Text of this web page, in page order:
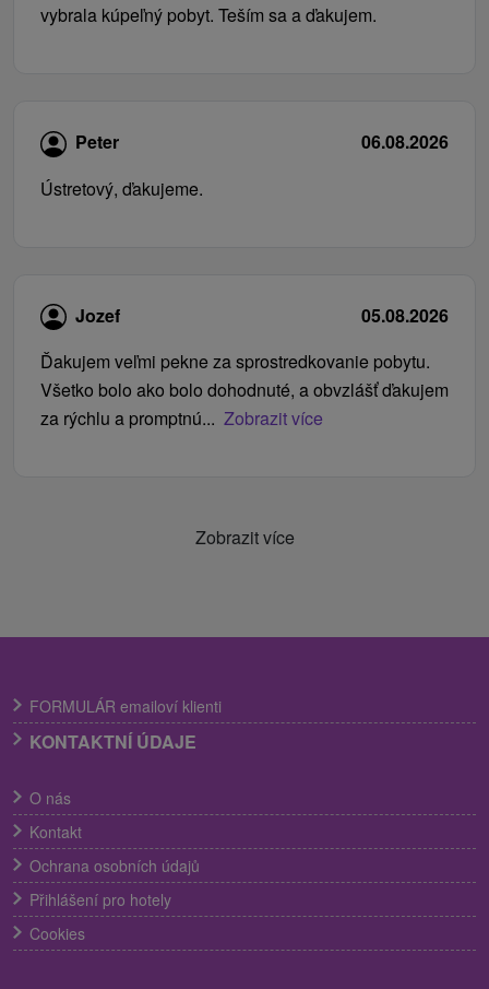
vybrala kúpeľný pobyt. Teším sa a ďakujem.
Peter
06.08.2026
Ústretový, ďakujeme.
Jozef
05.08.2026
Ďakujem veľmi pekne za sprostredkovanie pobytu.
Všetko bolo ako bolo dohodnuté, a obvzlášť ďakujem
za rýchlu a promptnú... Zobrazit více
Zobrazit více
FORMULÁR emailoví klienti
KONTAKTNÍ ÚDAJE
O nás
Kontakt
Ochrana osobních údajů
Přihlášení pro hotely
Cookies